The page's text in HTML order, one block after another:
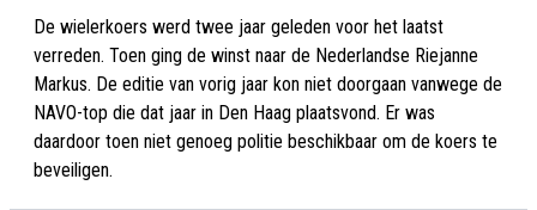
De wielerkoers werd twee jaar geleden voor het laatst
verreden. Toen ging de winst naar de Nederlandse Riejanne
Markus. De editie van vorig jaar kon niet doorgaan vanwege de
NAVO-top die dat jaar in Den Haag plaatsvond. Er was
daardoor toen niet genoeg politie beschikbaar om de koers te
beveiligen.